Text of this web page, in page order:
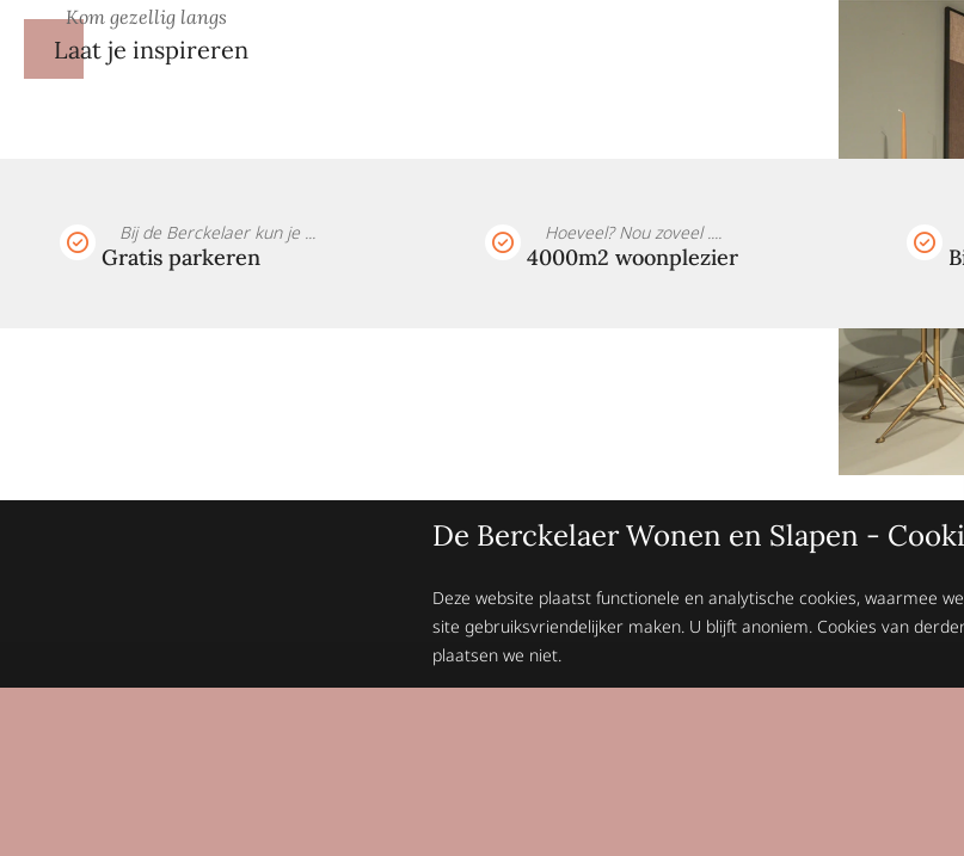
Kom gezellig langs
Laat je inspireren
Bij de Berckelaer kun je ...
Gratis parkeren
Hoeveel? Nou zoveel ....
4000m2 woonplezier
De Berckelaer Wonen en Slapen -
Deze website plaatst functionele en analytische cookies, waarmee
site gebruiksvriendelijker maken. U blijft anoniem. Cookies van
plaatsen we niet.